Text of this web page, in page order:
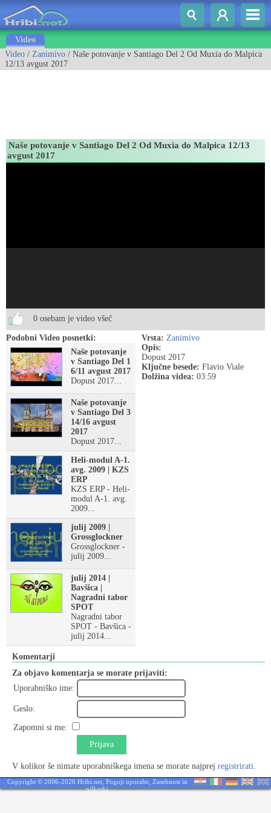
Video
Video / Zanimivo / Naše potovanje v Santiago Del 2 Od Muxia do Malpica
12/13 avgust 2017
Naše potovanje v Santiago Del 2 Od Muxia do Malpica 12/13
avgust 2017
0 osebam je video všeč
Podobni Video posnetki:
Naše potovanje
v Santiago Del 1
6/11 avgust 2017
Dopust 2017...
Naše potovanje
v Santiago Del 3
14/16 avgust
2017
Dopust 2017...
Heli-modul A-1.
avg. 2009 | KZS
ERP
KZS ERP - Heli-
modul A-1. avg.
2009...
julij 2009 |
Grossglockner
Grossglockner -
julij 2009...
julij 2014 |
Bavšica |
Nagradni tabor
SPOT
Nagradni tabor
SPOT - Bavšica -
julij 2014...
Vrsta: Zanimivo
Opis:
Dopust 2017
Ključne besede: Flavio Viale
Dolžina videa: 03:59
Komentarji
Za objavo komentarja se morate prijaviti:
Uporabniško ime:
Geslo:
Zapomni si me:
Prijava
V kolikor še nimate uporabniškega imena se morate najprej registrirati.
Copyright © 2006-2026 Hribi.net, Pogoji uporabe, Zasebnost in
piškotki